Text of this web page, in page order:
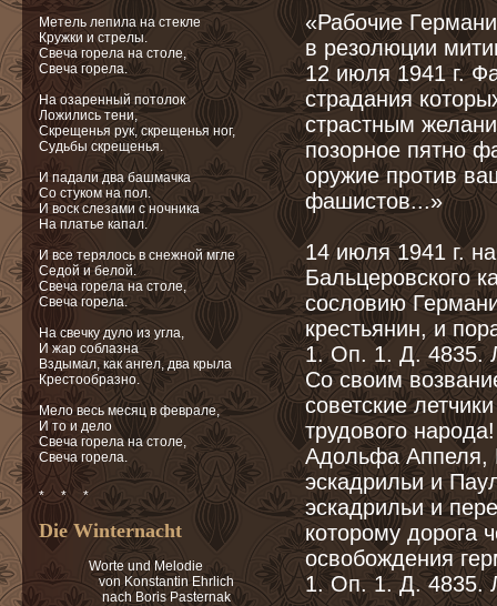
«Рабочие
в резолюции
12 июля 1941 г.
страдания
страстным
позорное пятно
оружие против
фашистов...»
14 июля 1941 г.
Бальцеровского
сословию
крестьянин, и
1. Оп. 1. Д. 4835.
Со своим
советские
трудового
Адольфа Аппеля,
эскадрильи и
эскадрильи и
которому дорога
освобождения
1. Оп. 1. Д. 4835.
Метель лепила на стекле
Кружки и стрелы.
Свеча горела на столе,
Свеча горела.
На озаренный потолок
Ложились тени,
Скрещенья рук, скрещенья ног,
Судьбы скрещенья.
И падали два башмачка
Со стуком на пол.
И воск слезами с ночника
На платье капал.
И все терялось в снежной мгле
Седой и белой.
Свеча горела на столе,
Свеча горела.
На свечку дуло из угла,
И жар соблазна
Вздымал, как ангел, два крыла
Крестообразно.
Мело весь месяц в феврале,
И то и дело
Свеча горела на столе,
Свеча горела.
* * *
Die Winternacht
Worte und Melodie
von Konstantin Ehrlich
nach Boris Pasternak